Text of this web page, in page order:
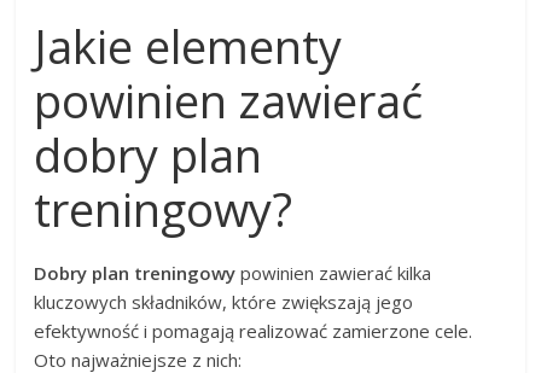
Jakie elementy
powinien zawierać
dobry plan
treningowy?
Dobry plan treningowy powinien zawierać kilka
kluczowych składników, które zwiększają jego
efektywność i pomagają realizować zamierzone cele.
Oto najważniejsze z nich: